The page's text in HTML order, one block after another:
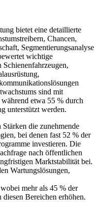
bietet eine detaillierte
Chancen,
Segmentierungsanalyse
wichtige
sind mit
etwa 55 % durch
unterstützt werden.
die zunehmende
bei denen fast 52 % der
investieren. Die
nach öffentlichen
Marktstabilität bei.
Wartungslösungen,
mehr als 45 % der
Bereichen erhöhen.